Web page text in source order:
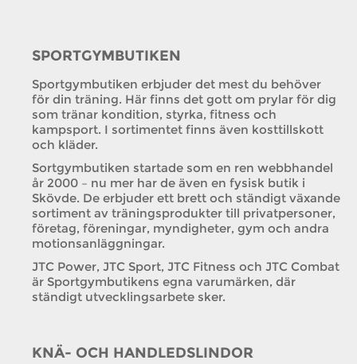
SPORTGYMBUTIKEN
Sportgymbutiken erbjuder det mest du behöver
för din träning. Här finns det gott om prylar för dig
som tränar kondition, styrka, fitness och
kampsport. I sortimentet finns även kosttillskott
och kläder.
Sortgymbutiken startade som en ren webbhandel
år 2000 – nu mer har de även en fysisk butik i
Skövde. De erbjuder ett brett och ständigt växande
sortiment av träningsprodukter till privatpersoner,
företag, föreningar, myndigheter, gym och andra
motionsanläggningar.
JTC Power, JTC Sport, JTC Fitness och JTC Combat
är Sportgymbutikens egna varumärken, där
ständigt utvecklingsarbete sker.
KNÄ- OCH HANDLEDSLINDOR